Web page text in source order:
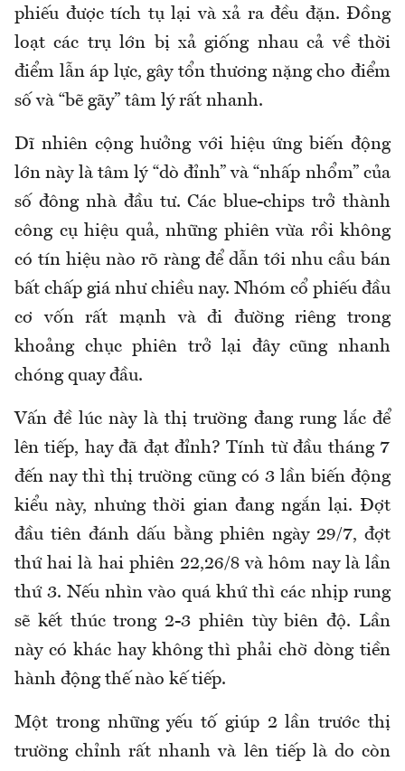
phiếu được tích tụ lại và xả ra đều đặn. Đồng
loạt các trụ lớn bị xả giống nhau cả về thời
điểm lẫn áp lực, gây tổn thương nặng cho điểm
số và “bẽ gãy” tâm lý rất nhanh.
Dĩ nhiên cộng hưởng với hiệu ứng biến động
lớn này là tâm lý “dò đỉnh” và “nhấp nhổm” của
số đông nhà đầu tư. Các blue-chips trở thành
công cụ hiệu quả, những phiên vừa rồi không
có tín hiệu nào rõ ràng để dẫn tới nhu cầu bán
bất chấp giá như chiều nay. Nhóm cổ phiếu đầu
cơ vốn rất mạnh và đi đường riêng trong
khoảng chục phiên trở lại đây cũng nhanh
chóng quay đầu.
Vấn đề lúc này là thị trường đang rung lắc để
lên tiếp, hay đã đạt đỉnh? Tính từ đầu tháng 7
đến nay thì thị trường cũng có 3 lần biến động
kiểu này, nhưng thời gian đang ngắn lại. Đợt
đầu tiên đánh dấu bằng phiên ngày 29/7, đợt
thứ hai là hai phiên 22,26/8 và hôm nay là lần
thứ 3. Nếu nhìn vào quá khứ thì các nhịp rung
sẽ kết thúc trong 2-3 phiên tùy biên độ. Lần
này có khác hay không thì phải chờ dòng tiền
hành động thế nào kế tiếp.
Một trong những yếu tố giúp 2 lần trước thị
trường chỉnh rất nhanh và lên tiếp là do còn